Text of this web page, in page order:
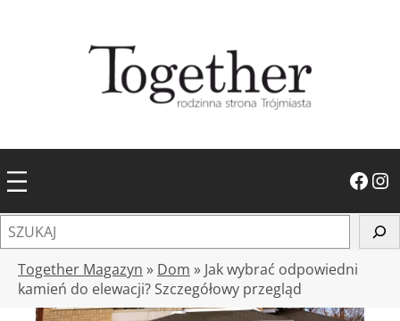
Facebook Instagram
z
Together Magazyn » Dom » Jak wybrać odpowiedni
kamień do elewacji? Szczegółowy przegląd